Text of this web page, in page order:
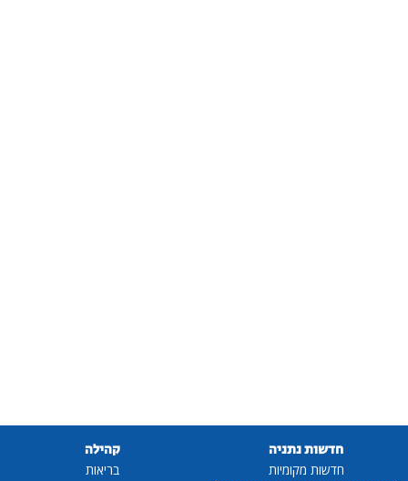
חדשות נתניה
חדשות מקומיות
קהילה
בריאות